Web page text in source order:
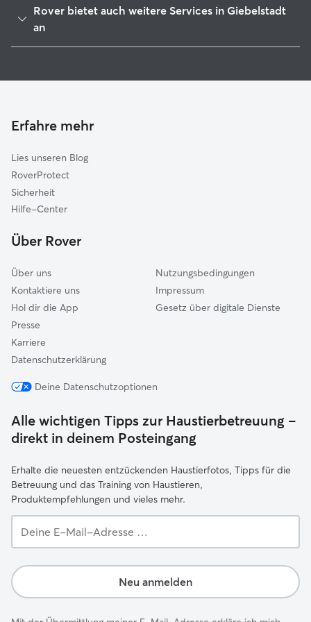
Eibelstadt
Aub
Randersacker
Röttingen
Grünsfeld
Rover bietet auch weitere Services in Giebelstadt
an
Hundekindergarten in Giebelstadt
Erfahre mehr
Lies unseren Blog
RoverProtect
Sicherheit
Hilfe-Center
Über Rover
Über uns
Kontaktiere uns
Hol dir die App
Presse
Karriere
Datenschutzerklärung
Nutzungsbedingungen
Impressum
Gesetz über digitale Dienste
Deine Datenschutzoptionen
Alle wichtigen Tipps zur Haustierbetreuung –
direkt in deinem Posteingang
Erhalte die neuesten entzückenden Haustierfotos, Tipps für die
Betreuung und das Training von Haustieren,
Produktempfehlungen und vieles mehr.
E-
Adresse …
Neu anmelden